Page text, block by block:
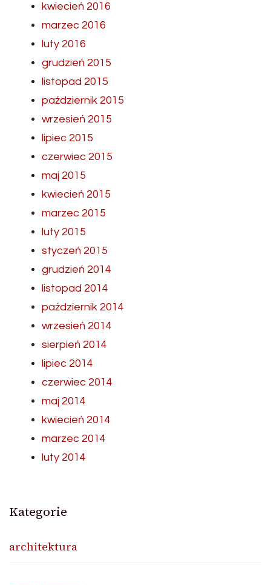
kwiecień 2016
marzec 2016
luty 2016
grudzień 2015
listopad 2015
październik 2015
wrzesień 2015
lipiec 2015
czerwiec 2015
maj 2015
kwiecień 2015
marzec 2015
luty 2015
styczeń 2015
grudzień 2014
listopad 2014
październik 2014
wrzesień 2014
sierpień 2014
lipiec 2014
czerwiec 2014
maj 2014
kwiecień 2014
marzec 2014
luty 2014
Kategorie
architektura